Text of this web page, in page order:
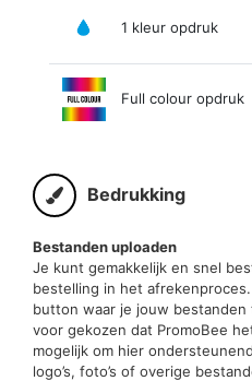
1 kleur opdruk
Full colour opdruk
Bedrukking
Bestanden uploaden
Je kunt gemakkelijk en snel
bestelling in het
button waar je jouw
voor gekozen dat PromoBee
mogelijk om hier
logo’s, foto’s of overige